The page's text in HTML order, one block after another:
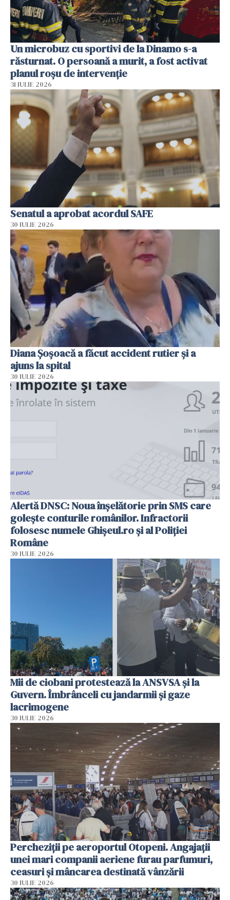
Un microbuz cu sportivi de la Dinamo s-a
răsturnat. O persoană a murit, a fost activat
planul roșu de intervenție
31 IULIE 2026
Senatul a aprobat acordul SAFE
30 IULIE 2026
Diana Șoșoacă a făcut accident rutier și a
ajuns la spital
30 IULIE 2026
Alertă DNSC: Noua înșelătorie prin SMS care
golește conturile românilor. Infractorii
folosesc numele Ghișeul.ro și al Poliției
Române
30 IULIE 2026
Mii de ciobani protestează la ANSVSA și la
Guvern. Îmbrânceli cu jandarmii și gaze
lacrimogene
30 IULIE 2026
Percheziții pe aeroportul Otopeni. Angajații
unei mari companii aeriene furau parfumuri,
ceasuri și mâncarea destinată vânzării
30 IULIE 2026